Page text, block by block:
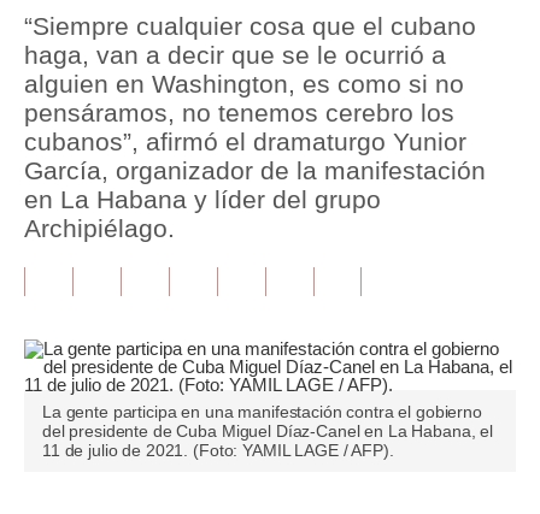
Política
Tu Dinero
Finanzas Personales
Inmobiliarias
Plus G
Pregunta de hoy
Blogs
Tendencias
“Siempre cualquier cosa que el cubano
haga, van a decir que se le ocurrió a
alguien en Washington, es como si no
pensáramos, no tenemos cerebro los
cubanos”, afirmó el dramaturgo Yunior
García, organizador de la manifestación
en La Habana y líder del grupo
Archipiélago.
La gente participa en una manifestación contra el gobierno
del presidente de Cuba Miguel Díaz-Canel en La Habana, el
11 de julio de 2021. (Foto: YAMIL LAGE / AFP).